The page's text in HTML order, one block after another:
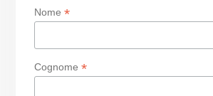
Nome *
Cognome *